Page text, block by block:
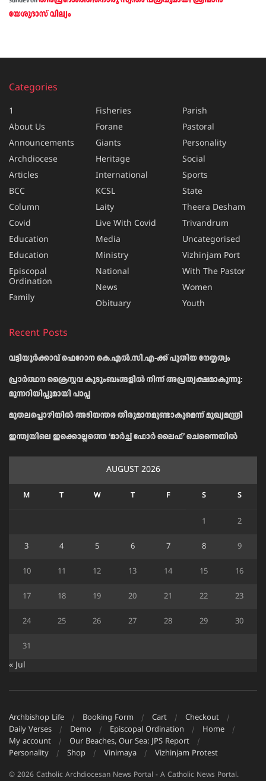
യേശുദാസ് വില്യം
Categories
1
About Us
Announcements
Archdiocese
Articles
BCC
Column
Covid
Education
Education
Episcopal
Ordination
Family
Fisheries
Forane
Giants
Heritage
International
KCSL
Laity
Live With Covid
Media
Ministry
National
News
Obituary
Parish
Pastoral
Personality
Social
Sports
State
Theera Desham
Trivandrum
Uncategorised
Vizhinjam Port
With The Pastor
Women
Youth
Recent Posts
വട്ടിയൂർക്കാവ് ഫെറോന കെ.എൽ.സി.എ-ക്ക് പുതിയ നേതൃത്വം
പ്രാര്‍ത്ഥന ക്രൈസ്തവ കുടുംബങ്ങളില്‍ നിന്ന് അപ്രത്യക്ഷമാകുന്നു:
മുന്നറിയിപ്പുമായി പാപ്പ
മുതലപ്പൊഴിയിൽ അടിയന്തര തീരുമാനമുണ്ടാകുമെന്ന് മുഖ്യമന്ത്രി
ഇന്ത്യയിലെ ഇക്കൊല്ലത്തെ ‘മാർച്ച് ഫോർ ലൈഫ്’ ചെന്നൈയിൽ
AUGUST 2026
M T W T F S S
1 2
3 4 5 6 7 8 9
10 11 12 13 14 15 16
17 18 19 20 21 22 23
24 25 26 27 28 29 30
31
« Jul
Archbishop Life Booking Form Cart
Checkout
Daily Verses
Demo Episcopal Ordination
Home
My account
Our Beaches, Our Sea: JPS Report
Personality
Shop Vinimaya Vizhinjam Protest
© 2026 Catholic Archdiocesan News Portal - A Catholic News Portal.